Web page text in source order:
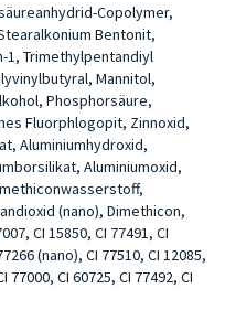
Copolymer,
Bentonit,
1, Trimethylpentandiyl
Mannitol,
Phosphorsäure,
Fluorphlogopit, Zinnoxid,
Aluminiumhydroxid,
Aluminiumoxid,
(nano), Dimethicon,
CI 15850, CI 77491, CI
(nano), CI 77510, CI 12085,
77000, CI 60725, CI 77492, CI